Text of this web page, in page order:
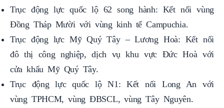
Trục động lực quốc lộ 62 song hành: Kết nối vùng
Đồng Tháp Mười với vùng kinh tế Campuchia.
Trục động lực Mỹ Quý Tây – Lương Hoà: Kết nối
đô thị công nghiệp, dịch vụ khu vực Đức Hoà với
cửa khẩu Mỹ Quý Tây.
Trục động lực quốc lộ N1: Kết nối Long An với
vùng TPHCM, vùng ĐBSCL, vùng Tây Nguyên.